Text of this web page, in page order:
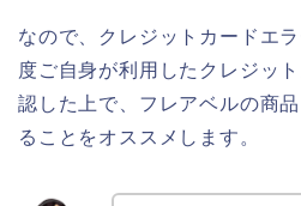
なので、クレジットカードエ
度ご自身が利用したクレジッ
認した上で、フレアベルの商
ることをオススメします。